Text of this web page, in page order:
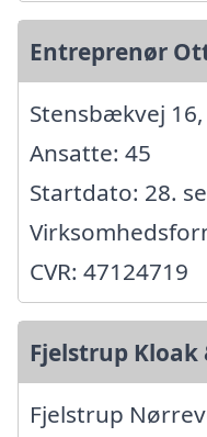
Entreprenør
Stensbækvej
Ansatte: 45
Startdato: 28.
CVR: 47124719
Fjelstrup
Fjelstrup